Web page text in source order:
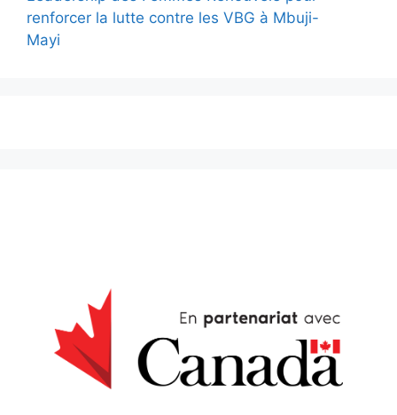
renforcer la lutte contre les VBG à Mbuji-
Mayi